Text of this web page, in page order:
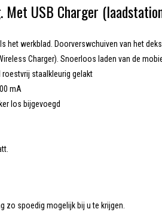
Met USB Charger
het werkblad. Doorverswchuiven van het
Charger). Snoerloos laden van de
staalkleurig gelakt
mA
los bijgevoegd
zo spoedig mogelijk bij u te krijgen.